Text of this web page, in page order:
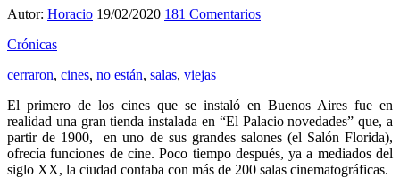
Autor: Horacio 19/02/2020 181 Comentarios
Crónicas
cerraron, cines, no están, salas, viejas
El primero de los cines que se instaló en Buenos Aires fue en
realidad una gran tienda instalada en “El Palacio novedades” que, a
partir de 1900, en uno de sus grandes salones (el Salón Florida),
ofrecía funciones de cine. Poco tiempo después, ya a mediados del
siglo XX, la ciudad contaba con más de 200 salas cinematográficas.